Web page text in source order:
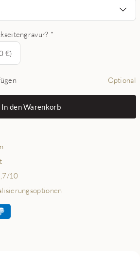
*
€)
Optional
In den Warenkorb
10